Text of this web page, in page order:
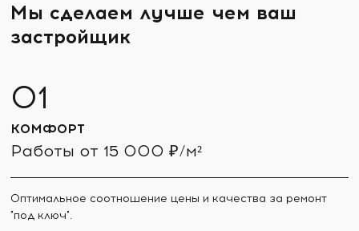
Мы сделаем лучше чем ваш
застройщик
КОМФОРТ
Работы от 15 000 ₽/м²
Оптимальное соотношение цены и качества за ремонт
"под ключ".